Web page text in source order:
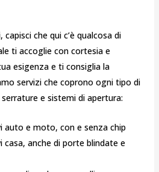
che qui c’è qualcosa di
ti accoglie con cortesia e
esigenza e ti consiglia la
servizi che coprono ogni tipo di
e sistemi di apertura:
auto e moto, con e senza chip
casa, anche di porte blindate e